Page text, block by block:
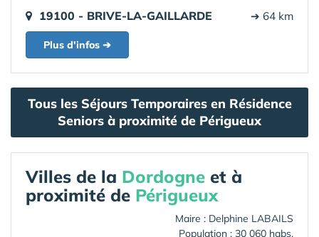
19100 - BRIVE-LA-GAILLARDE ➔ 64 km
Plus d'infos ➔
Tous les Séjours Temporaires en Résidence
Seniors à proximité de Périgueux
Villes de la Dordogne et à
proximité de Périgueux
Maire : Delphine LABAILS
Population : 30 060 habs.